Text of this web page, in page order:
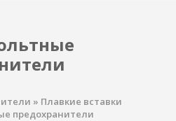
» Плавкие вставки
предохранители